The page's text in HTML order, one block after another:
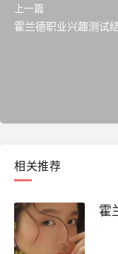
上一篇
霍兰德职业兴趣测试
相关推荐
霍